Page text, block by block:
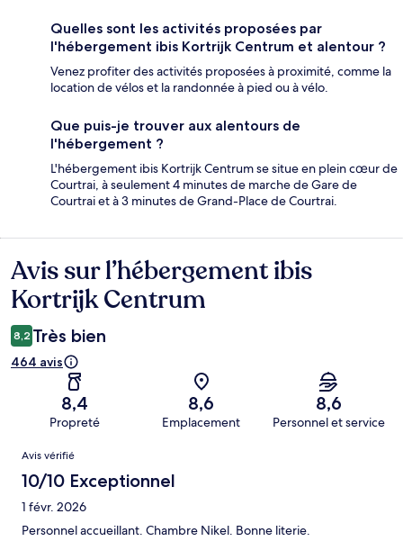
Quelles sont les activités proposées par
l'hébergement ibis Kortrijk Centrum et alentour ?
Venez profiter des activités proposées à proximité, comme la
location de vélos et la randonnée à pied ou à vélo.
Que puis-je trouver aux alentours de
l'hébergement ?
L'hébergement ibis Kortrijk Centrum se situe en plein cœur de
Courtrai, à seulement 4 minutes de marche de Gare de
Courtrai et à 3 minutes de Grand-Place de Courtrai.
Avis
Avis sur l’hébergement ibis
Kortrijk Centrum
8,2 Très bien
464 avis
8,4
Propreté
8,6
Emplacement
8,6
Personnel et service
Avis
Avis vérifié
10/10 Exceptionnel
1 févr. 2026
Personnel accueillant. Chambre Nikel. Bonne literie.